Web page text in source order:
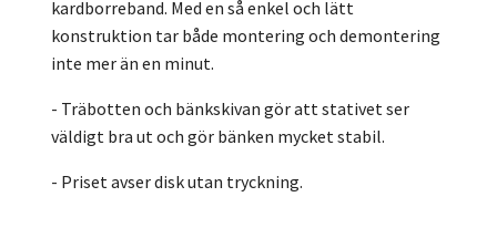
kardborreband. Med en så enkel och lätt
konstruktion tar både montering och demontering
inte mer än en minut.
- Träbotten och bänkskivan gör att stativet ser
väldigt bra ut och gör bänken mycket stabil.
- Priset avser disk utan tryckning.